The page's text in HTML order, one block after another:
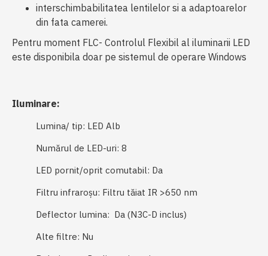
interschimbabilitatea lentilelor si a adaptoarelor
din fata camerei.
Pentru moment FLC- Controlul Flexibil al iluminarii LED
este disponibila doar pe sistemul de operare Windows
Iluminare:
Lumina/ tip: LED Alb
Numărul de LED-uri: 8
LED pornit/oprit comutabil: Da
Filtru infraroșu: Filtru tăiat IR >650 nm
Deflector lumina: Da (N3C-D inclus)
Alte filtre: Nu